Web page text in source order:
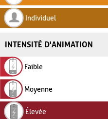
Individuel
INTENSITÉ D'ANIMATION
Faible
Moyenne
Élevée